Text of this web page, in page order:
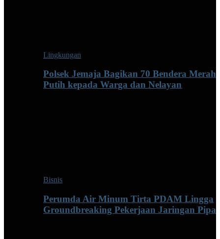
Lingkungan
Polsek Jemaja Bagikan 70 Bendera Merah
Putih kepada Warga dan Nelayan
Bisnis
Perumda Air Minum Tirta PDAM Lingga
Groundbreaking Pekerjaan Jaringan Pipa